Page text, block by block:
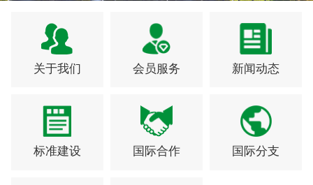
关于我们 会员服务 新闻动态
标准建设 国际合作 国际分支